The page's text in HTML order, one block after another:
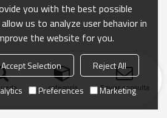
categoría Enviar consulta
you with the best possible
us to analyze user behavior in
the website for you.
Accept Selection
Reject All
Preferences Marketing